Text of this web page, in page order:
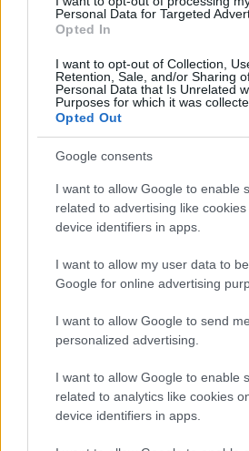
Personal Data for Targeted
Opted In
I want to opt-out of Collection,
Retention, Sale, and/or Sharing
Personal Data that Is Unrelated
Purposes for which it was
Opted Out
Google consents
I want to allow Google to enable
related to advertising like
device identifiers in apps.
I want to allow my user data to
Google for online advertising
I want to allow Google to send me
personalized advertising.
I want to allow Google to enable
related to analytics like cookies
device identifiers in apps.
Erdogan
Nel contatto telefonico tra
Erdogan si sarebbe
mediatore nel conflitto
allargato l’accordo sul grano
ringraziato per questo.
11.05 Cremlino:
12.00 Mosca: colpiti
militari e
“Tutti gli obiettivi sono stati
oggi il portavoce del ministero